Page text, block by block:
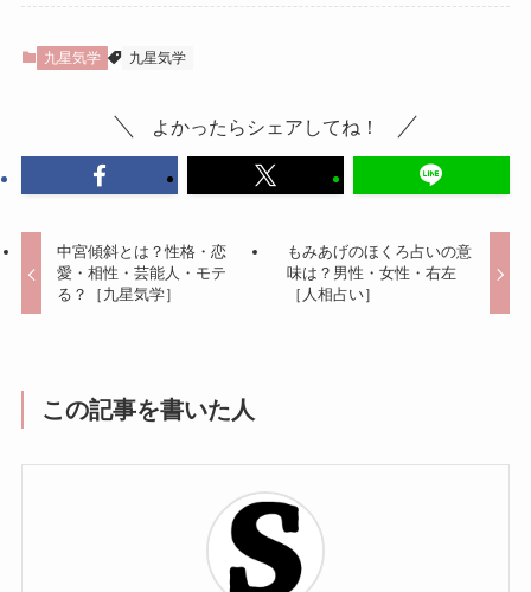
九星気学 九星気学
よかったらシェアしてね！
中宮傾斜とは？性格・恋
愛・相性・芸能人・モテ
る？［九星気学］
もみあげのほくろ占いの意
味は？男性・女性・右左
［人相占い］
この記事を書いた人